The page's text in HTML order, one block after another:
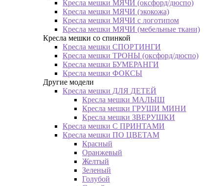
Кресла мешки МЯЧИ (оксфорд/дюспо)
Кресла мешки МЯЧИ (экокожа)
Кресла мешки МЯЧИ с логотипом
Кресла мешки МЯЧИ (мебельные ткани)
Кресла мешки со спинкой
Кресла мешки СПОРТИНГИ
Кресла мешки ТРОНЫ (оксфорд/дюспо)
Кресла мешки БУМЕРАНГИ
Кресла мешки ФОКСЫ
Другие модели
Кресла мешки ДЛЯ ДЕТЕЙ
Кресла мешки МАЛЫШ
Кресла мешки ГРУШИ МИНИ
Кресла мешки ЗВЕРУШКИ
Кресла мешки С ПРИНТАМИ
Кресла мешки ПО ЦВЕТАМ
Красный
Оранжевый
Желтый
Зеленый
Голубой